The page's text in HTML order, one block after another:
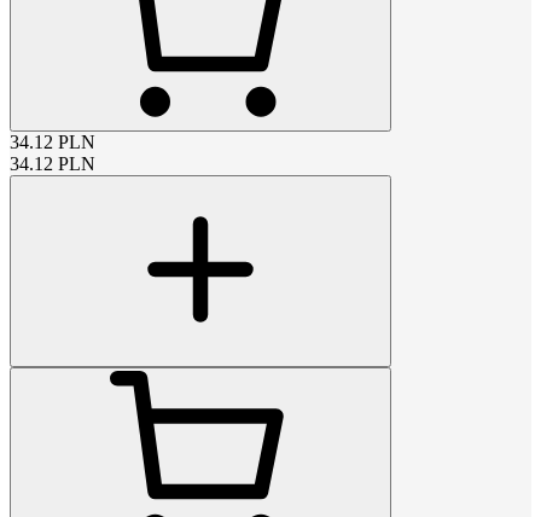
34.12 PLN
34.12 PLN